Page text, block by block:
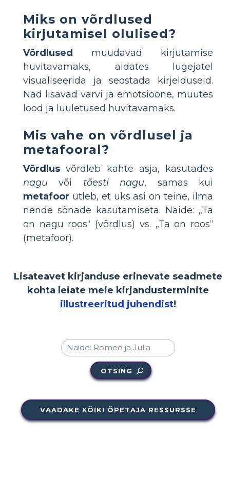
Miks on võrdlused
kirjutamisel olulised?
Võrdlused
muudavad kirjutamise
huvitavamaks, aidates lugejatel
visualiseerida ja seostada kirjelduseid.
Nad lisavad värvi ja emotsioone, muutes
lood ja luuletused huvitavamaks.
Mis vahe on võrdlusel ja
metafooral?
Võrdlus võrdleb kahte asja, kasutades
nagu või tõesti nagu, samas kui
metafoor ütleb, et üks asi on teine, ilma
nende sõnade kasutamiseta. Näide: „Ta
on nagu roos“ (võrdlus) vs. „Ta on roos“
(metafoor).
Lisateavet kirjanduse erinevate seadmete
kohta leiate meie kirjandusterminite
illustreeritud juhendist!
OTSING
VAADAKE KÕIKI ÕPETAJA RESSURSSE